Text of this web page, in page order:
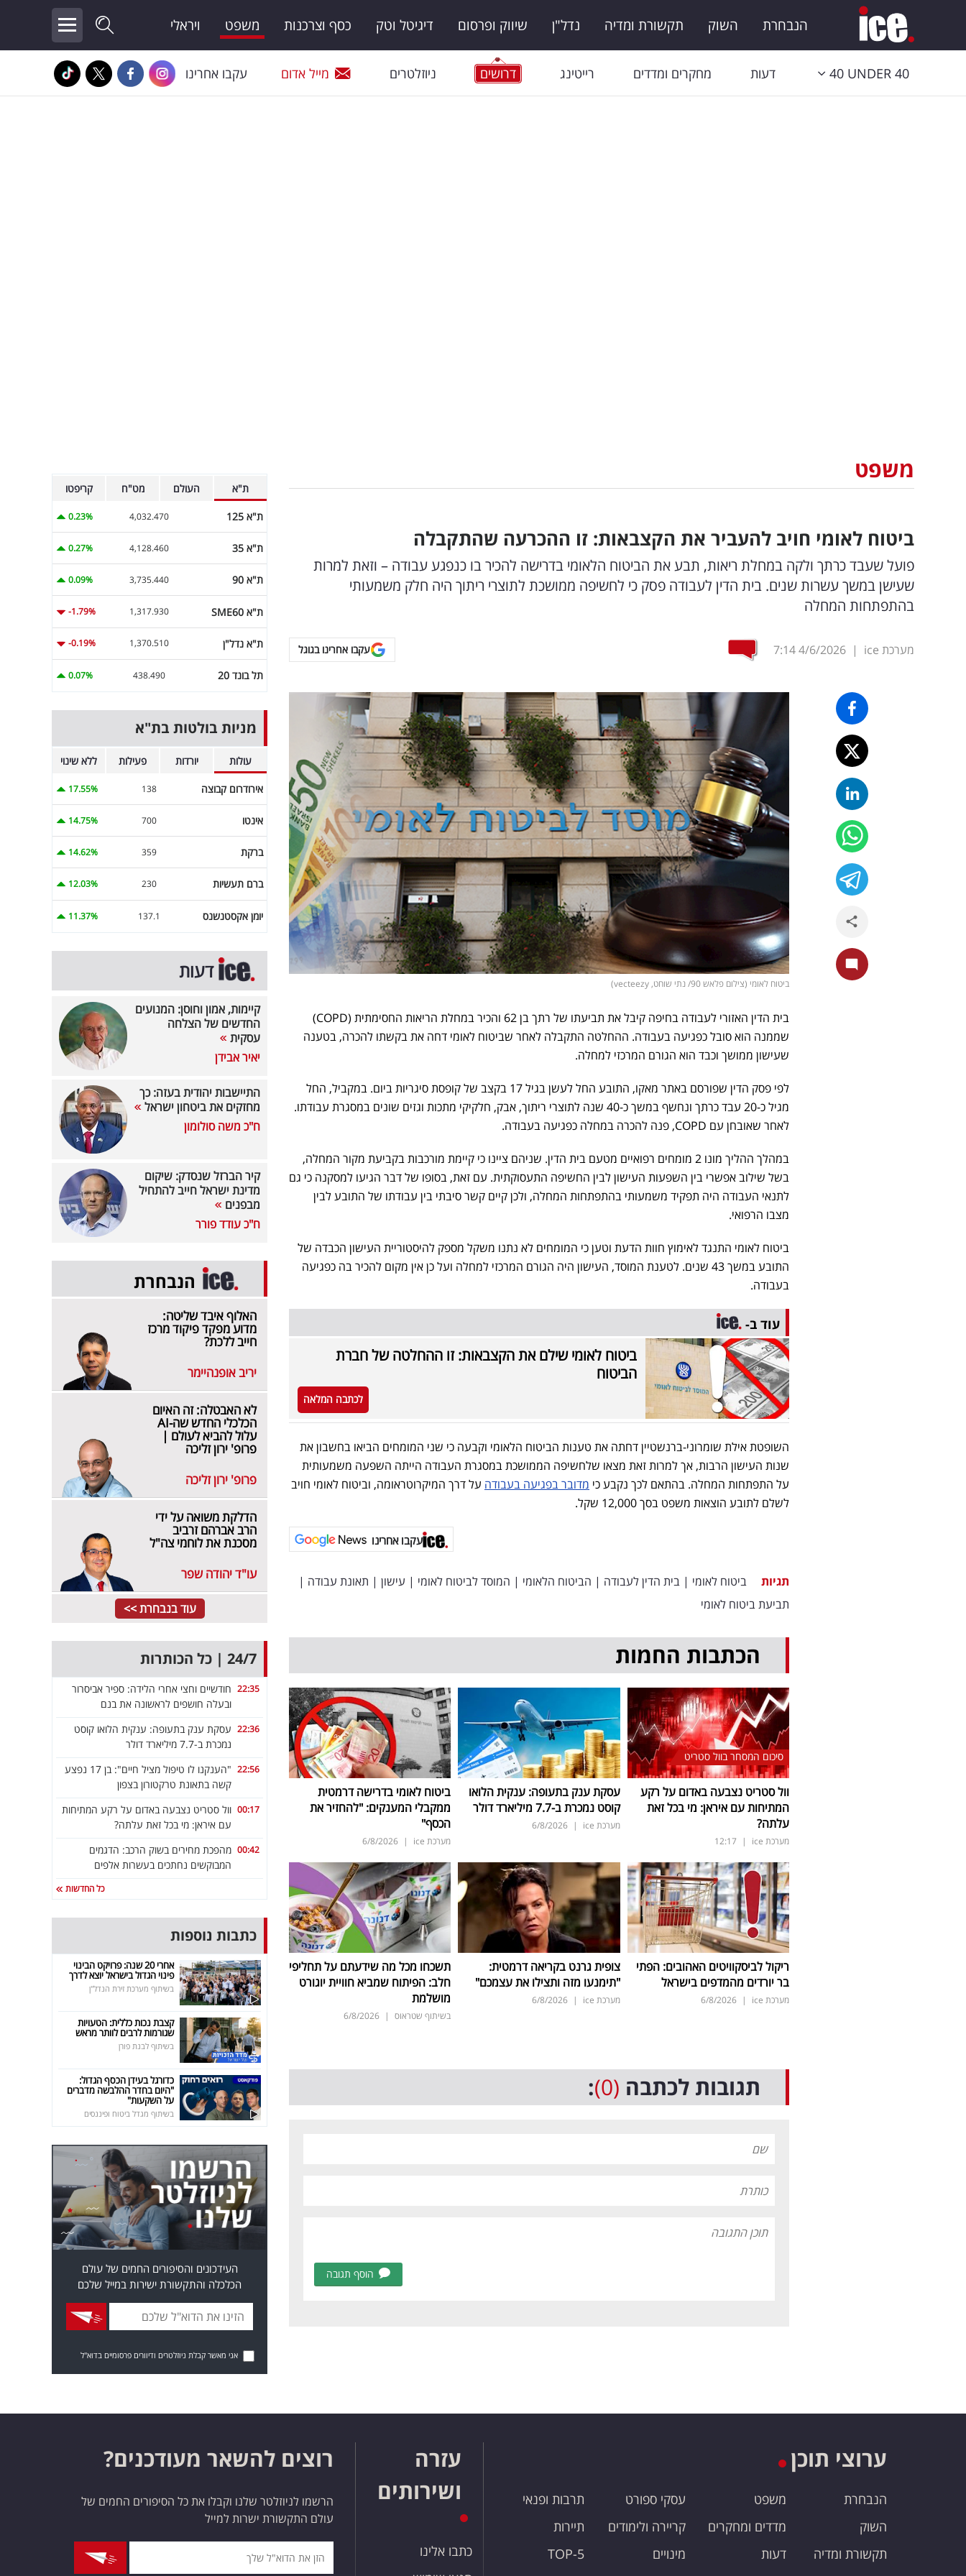
הנבחרת השוק תקשורת ומדיה נדל"ן שיווק ופרסום דיגיטל וטק כסף וצרכנות משפט ויראלי
40 UNDER 40 דעות מחקרים ומדדים רייטינג דרושים ניוזלטרים מייל אדום עקבו אחרינו
משפט
ביטוח לאומי חויב להעביר את הקצבאות: זו ההכרעה שהתקבלה
פועל שעבד כרתך ולקה במחלת ריאות, תבע את הביטוח הלאומי בדרישה להכיר בו כנפגע עבודה – וזאת למרות
שעישן במשך עשרות שנים. בית הדין לעבודה פסק כי לחשיפה ממושכת לתוצרי ריתוך היה חלק משמעותי
בהתפתחות המחלה
מערכת ice |
4/6/2026
7:14 עקבו אחרינו בגוגל
ביטוח לאומי (צילום פלאש 90/ נתי שוחט, vecteezy)
בית הדין האזורי לעבודה בחיפה קיבל את תביעתו של רתך בן 62 והכיר במחלת הריאות החסימתית (COPD)
שממנה הוא סובל כפגיעה בעבודה. ההחלטה התקבלה לאחר שביטוח לאומי דחה את בקשתו להכרה, בטענה
שעישון ממושך וכבד הוא הגורם המרכזי למחלה.
לפי פסק הדין שפורסם באתר מאקו, התובע החל לעשן בגיל 17 בקצב של קופסת סיגריות ביום. במקביל, החל
מגיל כ-20 עבד כרתך ונחשף במשך כ-40 שנה לתוצרי ריתוך, אבק, חלקיקי מתכות וגזים שונים במסגרת עבודתו.
לאחר שאובחן עם COPD, פנה להכרה במחלה כפגיעה בעבודה.
במהלך ההליך מונו 2 מומחים רפואיים מטעם בית הדין. שניהם ציינו כי קיימת מורכבות בקביעת מקור המחלה,
בשל שילוב אפשרי בין השפעות העישון לבין החשיפה התעסוקתית. עם זאת, בסופו של דבר הגיעו למסקנה כי גם
לתנאי העבודה היה תפקיד משמעותי בהתפתחות המחלה, ולכן קיים קשר סיבתי בין עבודתו של התובע לבין
מצבו הרפואי.
ביטוח לאומי התנגד לאימוץ חוות הדעת וטען כי המומחים לא נתנו משקל מספק להיסטוריית העישון הכבדה של
התובע במשך 43 שנים. לטענת המוסד, העישון היה הגורם המרכזי למחלה ועל כן אין מקום להכיר בה כפגיעה
בעבודה.
עוד ב-
ביטוח לאומי שילם את הקצבאות: זו ההחלטה של חברת
הביטוח
לכתבה המלאה
השופטת אילת שומרוני-ברנשטיין דחתה את טענות הביטוח הלאומי וקבעה כי שני המומחים הביאו בחשבון את
שנות העישון הרבות, אך למרות זאת מצאו שלחשיפה הממושכת במסגרת העבודה הייתה השפעה משמעותית
על התפתחות המחלה. בהתאם לכך נקבע כי מדובר בפגיעה בעבודה על דרך המיקרוטראומה, וביטוח לאומי חויב
לשלם לתובע הוצאות משפט בסך 12,000 שקל.
עקבו אחרינו
תגיות ביטוח לאומי | בית הדין לעבודה | הביטוח הלאומי | המוסד לביטוח לאומי | עישון | תאונת עבודה |
תביעת ביטוח לאומי
הכתבות החמות
סיכום המסחר בוול סטריט
וול סטריט נצבעה באדום על רקע
המתיחות עם איראן: מי בכל זאת
עלתה?
מערכת ice |
12:17
עסקת ענק בתעופה: ענקית הלואו
קוסט נמכרת ב-7.7 מיליארד דולר
מערכת ice |
6/8/2026
ביטוח לאומי בדרישה דרמטית
ממקבלי המענקים: "להחזיר את
הכסף"
מערכת ice |
6/8/2026
ריקול לביסקוויטים האהובים: הפתי
בר יורדים מהמדפים בישראל
מערכת ice |
6/8/2026
צופית גרנט בקריאה דרמטית:
"תימנעו מזה ותצילו את עצמכם"
מערכת ice |
6/8/2026
תשכחו מכל מה שידעתם על תחליפי
חלב: הפיתוח שמביא חוויית יוגורט
מושלמת
בשיתוף שטראוס |
6/8/2026
תגובות לכתבה (0)
:
הוסף תגובה
ת"א העולם מט"ח קריפטו
ת"א 125 4,032.470
0.23%
ת"א 35 4,128.460
0.27%
ת"א 90 3,735.440
0.09%
ת"א SME60 1,317.930
-1.79%
ת"א נדל"ן 1,370.510
-0.19%
תל בונד 20 438.490
0.07%
מניות בולטות בת"א
עולות יורדות פעילות ללא שינוי
אירודרום קבוצה 138
17.55%
אינטו 700
14.75%
ברקת 359
14.62%
ברם תעשיות 230
12.03%
יומן אקסטנשנס 137.1
11.37%
דעות
קיימות, אמון וחוסן: המנועים
החדשים של הצלחה
עסקית
יאיר אבידן
התיישבות יהודית בעזה: כך
מחזקים את ביטחון ישראל
ח"כ משה סולומון
קיר הברזל שנסדק: שיקום
מדינת ישראל חייב להתחיל
מבפנים
ח"כ עודד פורר
הנבחרת
האלוף איבד שליטה:
מדוע מפקד פיקוד מרכז
חייב ללכת?
יריב אופנהיימר
לא האבטלה: זה האיום
הכלכלי החדש שה-AI
עלול להביא לעולם |
פרופ' ירון זליכה
פרופ' ירון זליכה
הדלקת משואה על ידי
הרב אברהם זרביב
מסכנת את לוחמי צה"ל
עו"ד יהודה שפר
עוד בנבחרת >>
24/7 | כל הכותרות
22:35 חודשיים וחצי אחרי הלידה: ספיר אביסרור
ובעלה חושפים לראשונה את בנם
22:36 עסקת ענק בתעופה: ענקית הלואו קוסט
נמכרת ב-7.7 מיליארד דולר
22:56
"הענקנו לו טיפול מציל חיים": בן 17 נפצע
קשה בתאונת טרקטורון בצפון
00:17 וול סטריט נצבעה באדום על רקע המתיחות
עם איראן: מי בכל זאת עלתה?
00:42 מהפכת מחירים בשוק הרכב: הדגמים
המבוקשים נחתכים בעשרות אלפים
כל החדשות
כתבות נוספות
אחרי 20 שנה: פרויקט הבינוי
פינוי הגדול בישראל יוצא לדרך
בשיתוף מערכת זירת הנדל"ן
קצבת נכות כללית: הטעויות
שגורמות לרבים לוותר מראש
בשיתוף לבנת פורן
כדורגל בעידן הכסף הגדול:
"היום בחדר ההלבשה מדברים
על השקעות"
בשיתוף מגדל ביטוח ופיננסים
העידכונים והסיפורים החמים של עולם
הכלכלה והתקשורת ישירות במייל שלכם
אני מאשר קבלת ניוזלטרים ודיוורים פרסומיים בדוא"ל
ערוצי תוכן
הנבחרת
השוק
תקשורת ומדיה
משפט
מדדים ומחקרים
דעות
עסקי ספורט
קריירה ולימודים
מינויים
תרבות ופנאי
תיירות
TOP-5
עזרה
ושירותים
כתבו אלינו
רוצים להשאר מעודכנים?
הרשמו לניוזלטר שלנו וקבלו את כל הסיפורים החמים של
עולם התקשורת ישרות למייל